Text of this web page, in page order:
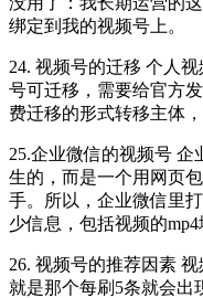
绑定到我的视频号上。
24. 视频号的迁移 个人
号可迁移，需要给官方
费迁移的形式转移主体
25.企业微信的视频号
生的，而是一个用网页
手。所以，企业微信里
少信息，包括视频的mp4
26. 视频号的推荐因素
就是那个每刷5条就会出